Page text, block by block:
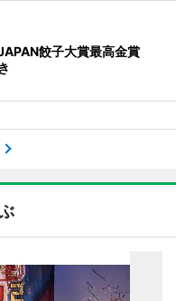
餃子大賞最高金賞